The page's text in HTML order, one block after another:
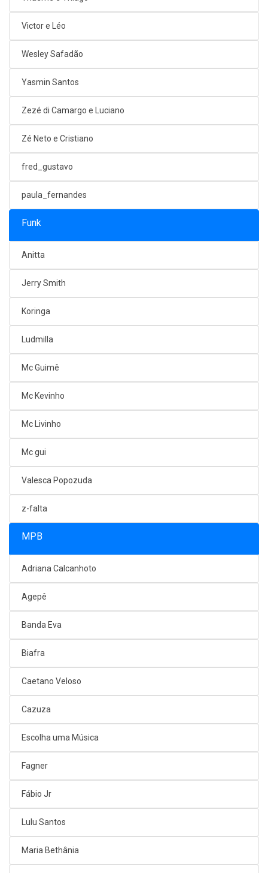
Victor e Léo
Wesley Safadão
Yasmin Santos
Zezé di Camargo e Luciano
Zé Neto e Cristiano
fred_gustavo
paula_fernandes
Funk
Anitta
Jerry Smith
Koringa
Ludmilla
Mc Guimê
Mc Kevinho
Mc Livinho
Mc gui
Valesca Popozuda
z-falta
MPB
Adriana Calcanhoto
Agepê
Banda Eva
Biafra
Caetano Veloso
Cazuza
Escolha uma Música
Fagner
Fábio Jr
Lulu Santos
Maria Bethânia